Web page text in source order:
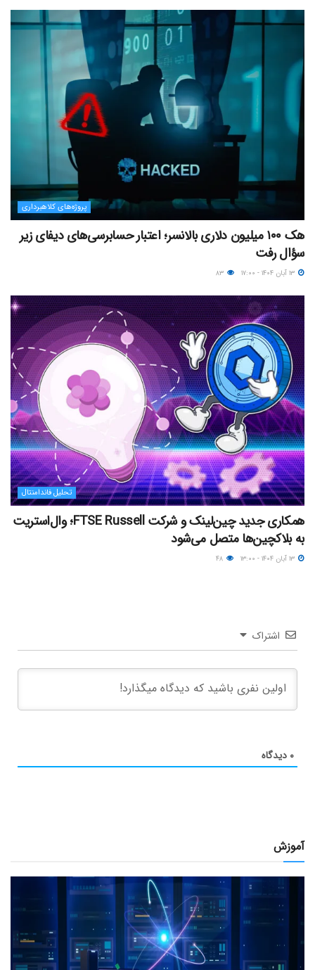
پروژه‌های کلاهبرداری
هک ۱۰۰ میلیون دلاری بالانسر؛ اعتبار حسابرسی‌های دیفای زیر
سؤال رفت
تحلیل فاندامنتال
همکاری جدید چین‌لینک و شرکت FTSE Russell؛ وال‌استریت
به بلاکچین‌ها متصل می‌شود
اشتراک
۰ دیدگاه
آموزش